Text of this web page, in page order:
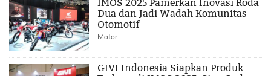
IMOS 2025 Pamerkan Inovasi Roda
Dua dan Jadi Wadah Komunitas
Otomotif
Motor
GIVI Indonesia Siapkan Produk